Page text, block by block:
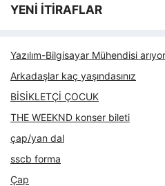
YENİ İTİRAFLAR
Yazılım-Bilgisayar Mühendisi
Arkadaşlar kaç yaşındasınız
BİSİKLETÇİ ÇOCUK
THE WEEKND konser bileti
çap/yan dal
sscb forma
Çap